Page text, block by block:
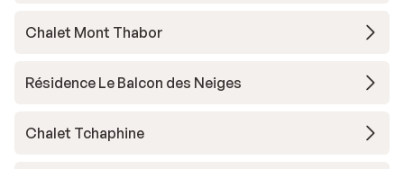
Chalet Mont Thabor
Résidence Le Balcon des Neiges
Chalet Tchaphine